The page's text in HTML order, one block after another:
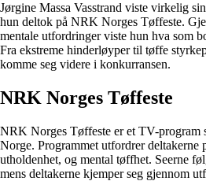
Jørgine Massa Vasstrand viste virkelig
hun deltok på NRK Norges Tøffeste.
mentale utfordringer viste hun hva som
Fra ekstreme hinderløyper til tøffe
komme seg videre i konkurransen.
NRK Norges Tøffeste
NRK Norges Tøffeste er et TV-program
Norge. Programmet utfordrer deltakerne
utholdenhet, og mental tøffhet. Seerne
mens deltakerne kjemper seg gjennom